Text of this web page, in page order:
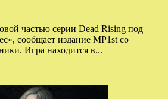
частью серии Dead Rising под
сообщает издание MP1st со
Игра находится в...